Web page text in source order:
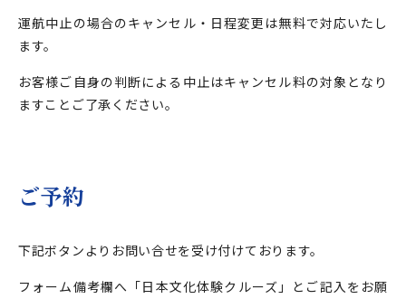
運航中止の場合のキャンセル・日程変更は無料で対応いたし
ます。
お客様ご自身の判断による中止はキャンセル料の対象となり
ますことご了承ください。
ご予約
下記ボタンよりお問い合せを受け付けております。
フォーム備考欄へ「日本文化体験クルーズ」とご記入をお願